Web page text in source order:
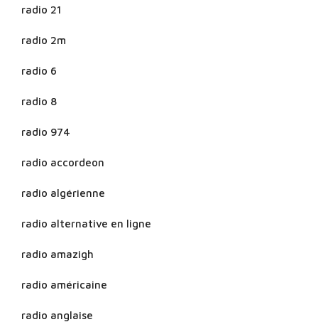
radio 21
radio 2m
radio 6
radio 8
radio 974
radio accordeon
radio algérienne
radio alternative en ligne
radio amazigh
radio américaine
radio anglaise